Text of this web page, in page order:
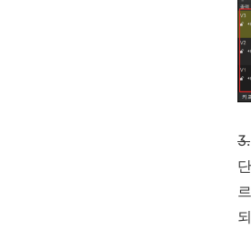
3.